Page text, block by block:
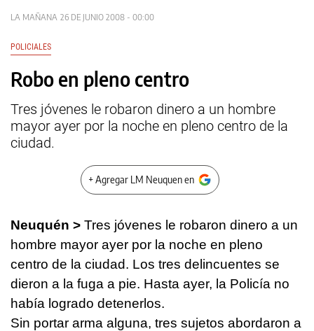
LA MAÑANA 26 DE JUNIO 2008 - 00:00
POLICIALES
Robo en pleno centro
Tres jóvenes le robaron dinero a un hombre
mayor ayer por la noche en pleno centro de la
ciudad.
+ Agregar LM Neuquen en
Neuquén > Tres jóvenes le robaron dinero a un
hombre mayor ayer por la noche en pleno
centro de la ciudad. Los tres delincuentes se
dieron a la fuga a pie. Hasta ayer, la Policía no
había logrado detenerlos.
Sin portar arma alguna, tres sujetos abordaron a